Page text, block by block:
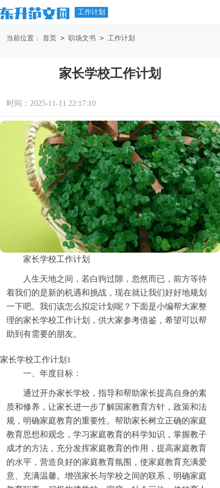
工作计划
当前位置： 首页 > 职场文书 > 工作计划
家长学校工作计划
时间：2025-11-11 22:17:10
家长学校工作计划
人生天地之间，若白驹过隙，忽然而已，前方等待
着我们的是新的机遇和挑战，现在就让我们好好地规划
一下吧。我们该怎么拟定计划呢？下面是小编帮大家整
理的家长学校工作计划，供大家参考借鉴，希望可以帮
助到有需要的朋友。
家长学校工作计划1
一、年度目标：
通过开办家长学校，指导和帮助家长提高自身的素
质和修养，让家长进一步了解国家教育方针，政策和法
规，明确家庭教育的重要性。帮助家长树立正确的家庭
教育思想和观念，学习家庭教育的科学知识，掌握教子
成才的方法，充分发挥家庭教育的作用，提高家庭教育
的水平，营造良好的家庭教育氛围，使家庭教育充满爱
意、充满温馨。增强家长与学校之间的联系，明确家庭